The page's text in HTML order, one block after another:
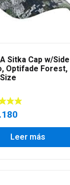
Sitka Cap w/Side
Optifade Forest,
Leer más